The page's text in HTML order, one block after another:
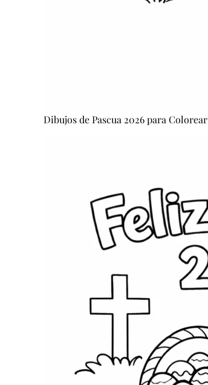
Dibujos de Pascua 2026 para Colorear